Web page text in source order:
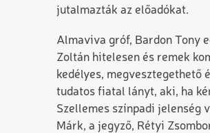
jutalmazták az előadókat.
Almaviva gróf, Bardon Tony
Zoltán hitelesen és remek
kedélyes, megvesztegethető
tudatos fiatal lányt, aki, ha
Szellemes színpadi jelenség
Márk, a jegyző, Rétyi